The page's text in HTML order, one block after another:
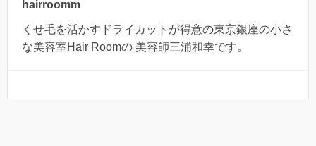
hairroomm
くせ毛を活かすドライカットが得意の東京銀座の小さ
な美容室Hair Roomの 美容師三浦和幸です。